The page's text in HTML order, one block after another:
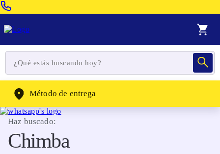
WhatsApp: (302) 262-4104
Método de entrega
Haz buscado:
Chimba